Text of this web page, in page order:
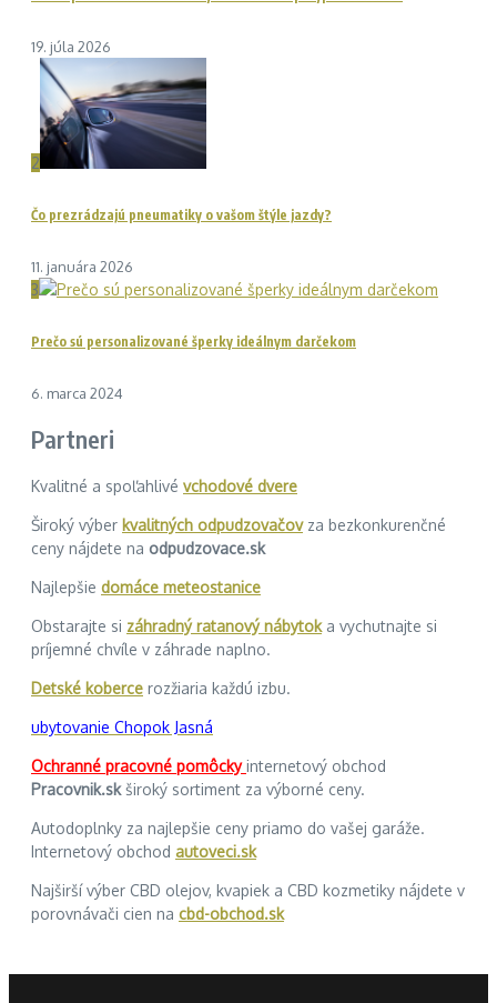
19. júla 2026
2
Čo prezrádzajú pneumatiky o vašom štýle jazdy?
11. januára 2026
3
Prečo sú personalizované šperky ideálnym darčekom
6. marca 2024
Partneri
Kvalitné a spoľahlivé vchodové dvere
Široký výber kvalitných odpudzovačovza bezkonkurenčné
ceny nájdete na odpudzovace.sk
Najlepšie domáce meteostanice
Obstarajte si záhradný ratanový nábytoka vychutnajte si
príjemné chvíle v záhrade naplno.
Detské koberce rozžiaria každú izbu.
ubytovanie Chopok Jasná
Ochranné pracovné pomôckyinternetový obchod
Pracovnik.skširoký sortiment za výborné ceny.
Autodoplnky za najlepšie ceny priamo do vašej garáže.
Internetový obchod autoveci.sk
Najširší výber CBD olejov, kvapiek a CBD kozmetiky nájdete v
porovnávači cien na cbd-obchod.sk